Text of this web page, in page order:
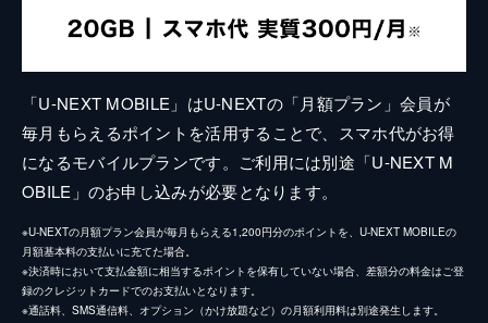
「U-NEXT MOBILE」はU-NEXTの「月額プラン」会員が
毎月もらえるポイントを活用することで、スマホ代がお得
になるモバイルプランです。ご利用には別途「U-NEXT M
OBILE」のお申し込みが必要となります。
※U-NEXTの月額プラン会員が毎月もらえる1,200円分のポイントを、U-NEXT MOBILEの
月額基本料の支払いに充てた場合。
※決済時において支払金額に相当するポイントを保有していない場合、差額分の料金はご登
録のクレジットカードでのお支払いとなります。
※通話料、SMS通信料、オプション（かけ放題など）の月額利用料は別途発生します。